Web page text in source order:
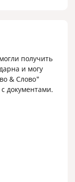
с
"Право и
получить
и могу
& Слово"
документами.